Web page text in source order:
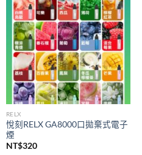
RELX
悅刻RELX GA8000口拋棄式電子
煙
NT$320